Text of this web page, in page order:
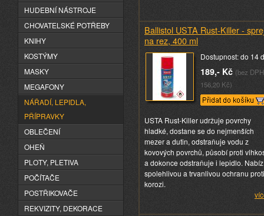
Ballistol USTA Rust-Killer -
na rez, 400 ml
Dostupnost: do 14
189,- Kč (bez DPH
156,20 Kč)
USTA Rust-Killer udržuje povrchy
hladké, dostane se do nejmenších
mezer a dutin, odstraňuje vodu z
kovových povrchů, působí proti
a dokonce odstraňuje i lepidlo.
spolehlivou a trvanlivou ochranu proti
korozi.
HUDEBNÍ NÁSTROJE
CHOVATELSKÉ POTŘEBY
KNIHY
KOSTÝMY
MASKY
MEGAFONY
NÁŘADÍ, LEPIDLA,
PŘÍPRAVKY
OBLEČENÍ
OHEŇ
PLOTY, PLETIVA
POČÍTAČE
POSTŘIKOVAČE
REKVIZITY, DEKORACE